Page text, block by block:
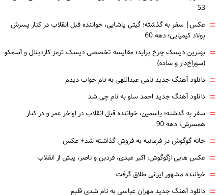
53
= عکس| سفر به گذشته؛ گیتی پاشایی، خواننده قبل انقلاب در کنار پسرش
پولاد کیمیایی؛ دهه 60
= بهترین دیسک چرخ پراید؛ مقایسه تخصصی دیسک ترمز کاردینال و آسمکو
(سوراخ‌دار و ساده)
= دانلود آهنگ جدید نامی عبداللهی به نام خواب دیدم
= دانلود آهنگ جدید احمد سلو به نام چی شد
= سفر به گذشته؛ یاسمین، خواننده قبل انقلاب در اواخر عمر و در کنار
همسرش؛ دهه 90
= خانه گوگوش در فرمانیه به فروش گذاشته شد+ عکس
= عکس هایی ازگوگوش، اکبر عبدی، فردین و ناصر، پیش از انقلاب
= خواننده مشهور ایرانی طلاق گرفت
دانلود آهنگ جدید مهران عباسی به نام شدی قلبم